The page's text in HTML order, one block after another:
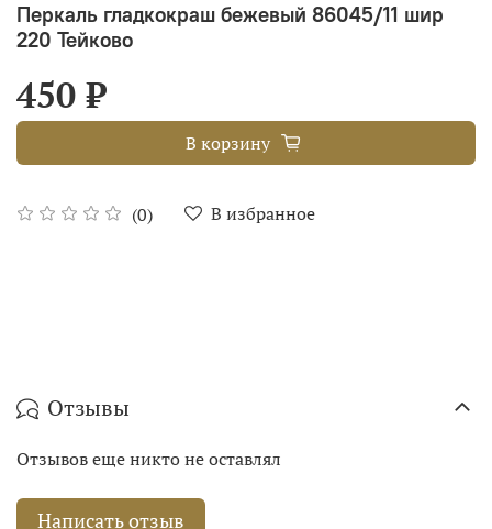
Перкаль гладкокраш бежевый 86045/11 шир
220 Тейково
(0) В избранное
450 ₽
В корзину
Отзывы
Отзывов еще никто не оставлял
Написать отзыв